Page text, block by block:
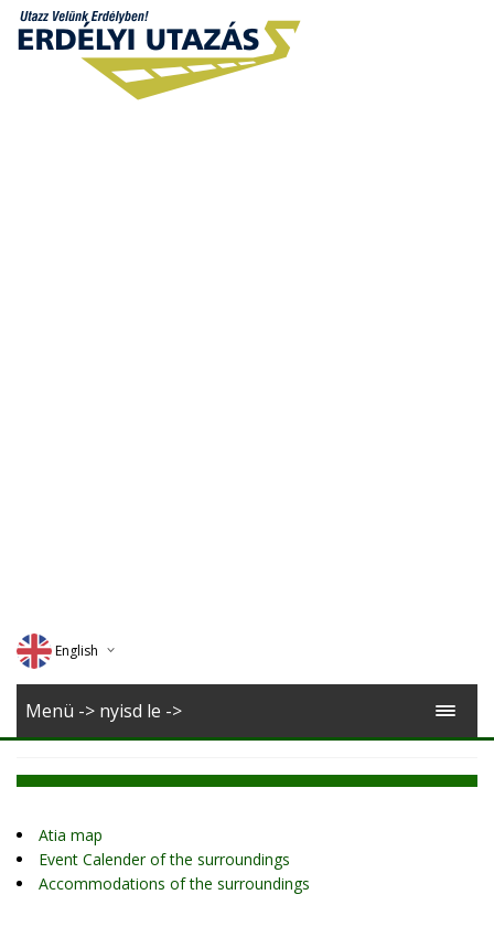
English
Deutsch
Menü -> nyisd le ->
Atia map
Event Calender of the surroundings
Accommodations of the surroundings